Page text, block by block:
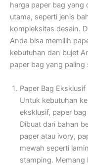
harga paper bag yang
utama, seperti jenis
kompleksitas desain.
Anda bisa memilih
kebutuhan dan bujet
paper bag yang paling
Paper Bag Eksklusif
Untuk kebutuhan
eksklusif, paper
Dibuat dari bahan
paper atau ivory,
mewah seperti
stamping. Memang